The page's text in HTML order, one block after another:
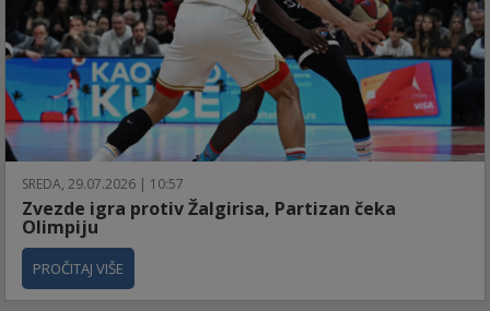
SREDA, 29.07.2026 | 10:57
Zvezde igra protiv Žalgirisa, Partizan čeka
Olimpiju
PROČITAJ VIŠE